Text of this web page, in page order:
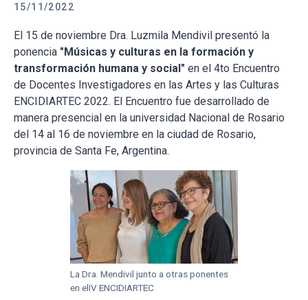
15/11/2022
El 15 de noviembre Dra. Luzmila Mendivil presentó la
ponencia "Músicas y culturas en la formación y
transformación humana y social" en el 4to Encuentro
de Docentes Investigadores en las Artes y las Culturas
ENCIDIARTEC 2022. El Encuentro fue desarrollado de
manera presencial en la universidad Nacional de Rosario
del 14 al 16 de noviembre en la ciudad de Rosario,
provincia de Santa Fe, Argentina.
La Dra. Mendivil junto a otras ponentes
en elIV ENCIDIARTEC